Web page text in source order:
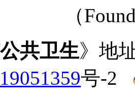
（
共卫生》地
19051359号-2